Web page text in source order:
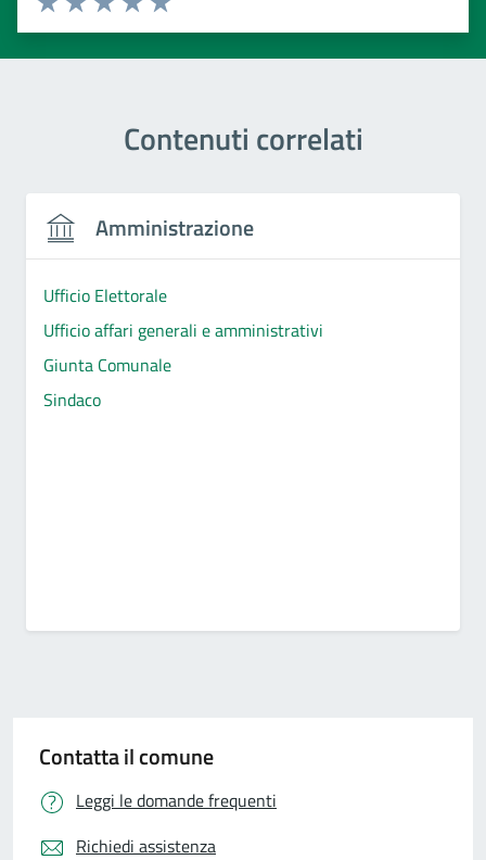
Valuta 5 stelle su 5
Valuta 4 stelle su 5
Valuta 3 stelle su 5
Valuta 2 stelle su 5
Valuta 1 stelle su 5
Contenuti correlati
Amministrazione
Ufficio Elettorale
Ufficio affari generali e amministrativi
Giunta Comunale
Sindaco
Contatta il comune
Leggi le domande frequenti
Richiedi assistenza